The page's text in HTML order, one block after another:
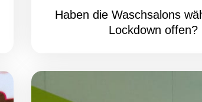
Haben die Waschsalons
Lockdown offen?